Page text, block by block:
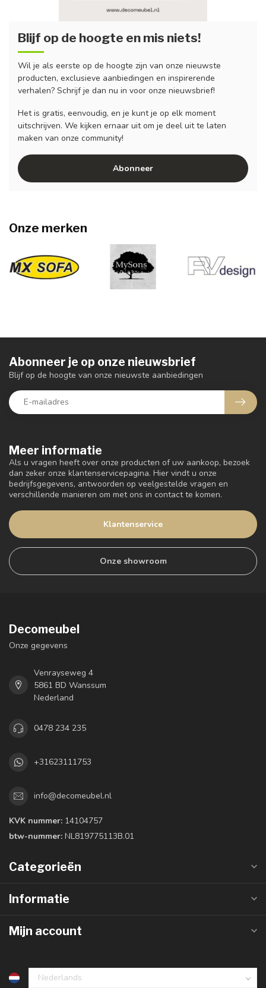
Blijf op de hoogte en mis niets!
Wil je als eerste op de hoogte zijn van onze nieuwste
producten, exclusieve aanbiedingen en inspirerende
verhalen? Schrijf je dan nu in voor onze nieuwsbrief!
Het is gratis, eenvoudig, en je kunt je op elk moment
uitschrijven. We kijken ernaar uit om je deel uit te laten
maken van onze community!
Abonneer
Onze merken
Meer informatie
Als u vragen heeft over onze producten of uw aankoop, bezoek
dan zeker onze klantenservicepagina. Hier vindt u onze
bedrijfsgegevens, antwoorden op veelgestelde vragen en
verschillende manieren om met ons in contact te komen.
Klantenservice
Onze showroom
Abonneer je op onze nieuwsbrief
Blijf op de hoogte van onze nieuwste aanbiedingen
Decomeubel
Onze gegevens
Venrayseweg 4
5861 BD Wanssum
Nederland
0478 234 235
+31623111753
info@decomeubel.nl
KVK nummer: 14104757
btw-nummer: NL819775113B.01
Categorieën
Informatie
Mijn account